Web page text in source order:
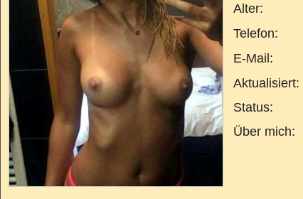
Alter:
Telefon:
E-Mail:
Aktualisiert:
Status:
Über mich: